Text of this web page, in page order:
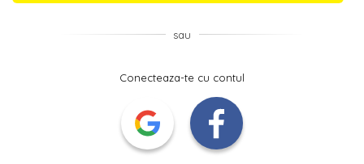
sau
Conecteaza-te cu contul